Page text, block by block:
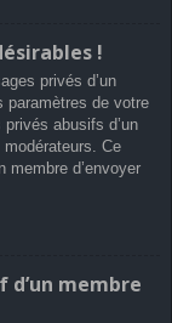
!
privés d’un
paramètres de votre
abusifs d’un
Ce
membre d’envoyer
d’un membre